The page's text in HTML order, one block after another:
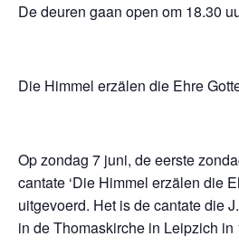
De deuren gaan open om 18.30
Die Himmel erzälen die Ehre
Op zondag 7 juni, de eerste
cantate ‘Die Himmel erzälen die
uitgevoerd. Het is de cantate die
in de Thomaskirche in Leipzich in